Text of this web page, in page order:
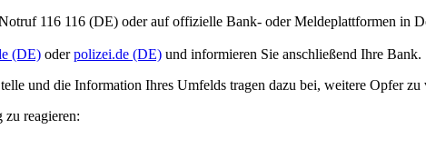
116 116 (DE) oder auf offizielle Bank- oder Meldeplattformen in
(DE) oderpolizei.de (DE) und informieren Sie anschließend Ihre Bank.
und die Information Ihres Umfelds tragen dazu bei, weitere Opfer zu
reagieren: